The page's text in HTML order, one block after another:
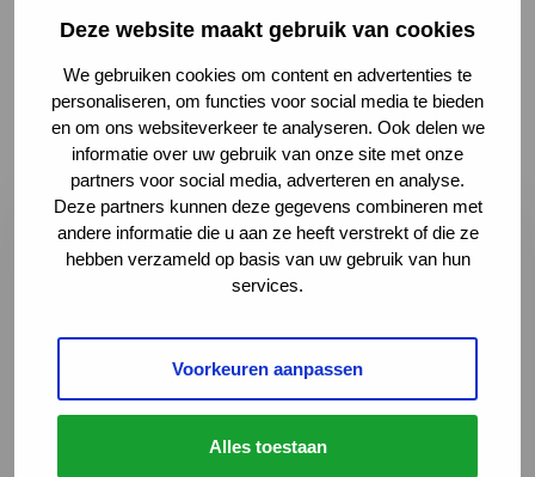
Deze website maakt gebruik van cookies
We gebruiken cookies om content en advertenties te
personaliseren, om functies voor social media te bieden
en om ons websiteverkeer te analyseren. Ook delen we
informatie over uw gebruik van onze site met onze
partners voor social media, adverteren en analyse.
Deze partners kunnen deze gegevens combineren met
andere informatie die u aan ze heeft verstrekt of die ze
hebben verzameld op basis van uw gebruik van hun
services.
Voorkeuren aanpassen
Alles toestaan
12 pagina’s
"*" geeft vereiste velden aan